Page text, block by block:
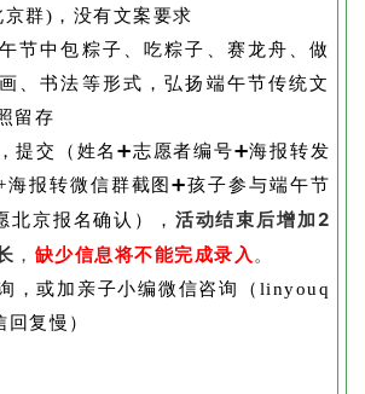
群)，没有文案要求
节中包粽子、吃粽子、赛龙舟、做
、书法等形式，弘扬端午节传统文
留存
提交（姓名➕志愿者编号➕海报转发
海报转微信群截图➕孩子参与端午节
北京报名确认）， 活动结束后增加2
， 缺少信息将不能完成录入。
，或加亲子小编微信咨询（linyouq
复慢）